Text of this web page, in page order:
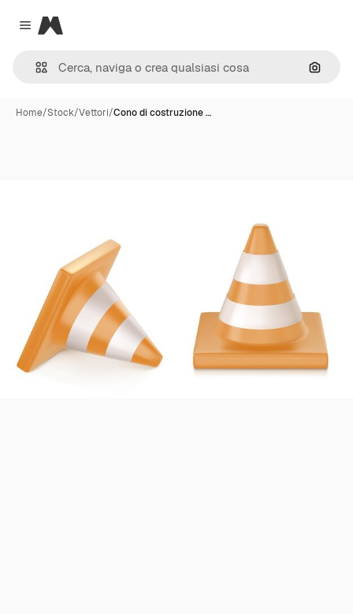
Close menu
Magnific
Cerca
Home/Stock/Vettori/Cono di costruzione …